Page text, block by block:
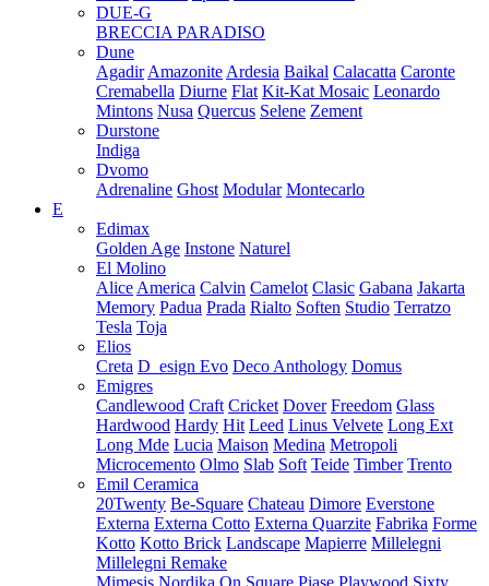
DUE-G
BRECCIA PARADISO
Dune
Agadir Amazonite Ardesia Baikal Calacatta Caronte
Cremabella Diurne Flat Kit-Kat Mosaic Leonardo
Mintons Nusa Quercus Selene Zement
Durstone
Indiga
Dvomo
Adrenaline Ghost Modular Montecarlo
E
Edimax
Golden Age Instone Naturel
El Molino
Alice America Calvin Camelot Clasic Gabana Jakarta
Memory Padua Prada Rialto Soften Studio Terratzo
Tesla Toja
Elios
Creta D_esign Evo Deco Anthology Domus
Emigres
Candlewood Craft Cricket Dover Freedom Glass
Hardwood Hardy Hit Leed Linus Velvete Long Ext
Long Mde Lucia Maison Medina Metropoli
Microcemento Olmo Slab Soft Teide Timber Trento
Emil Ceramica
20Twenty Be-Square Chateau Dimore Everstone
Externa Externa Cotto Externa Quarzite Fabrika Forme
Kotto Kotto Brick Landscape Mapierre Millelegni
Millelegni Remake